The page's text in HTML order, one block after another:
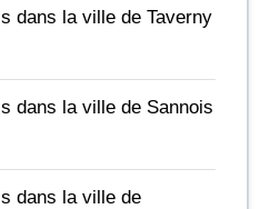
dans la ville de Taverny
dans la ville de Sannois
dans la ville de